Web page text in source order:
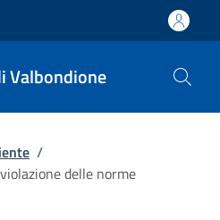
Valbondione
/
delle norme